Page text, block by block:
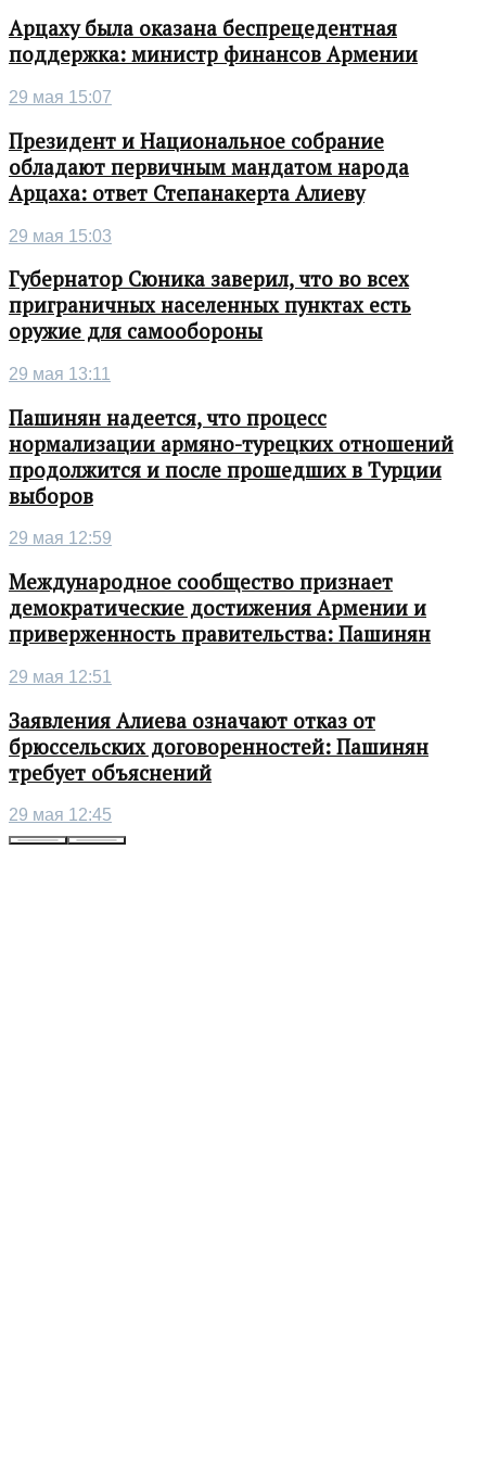
Арцаху была оказана беспрецедентная
поддержка: министр финансов Армении
29 мая 15:07
Президент и Национальное собрание
обладают первичным мандатом народа
Арцаха: ответ Степанакерта Алиеву
29 мая 15:03
Губернатор Сюника заверил, что во всех
приграничных населенных пунктах есть
оружие для самообороны
29 мая 13:11
Пашинян надеется, что процесс
нормализации армяно-турецких отношений
продолжится и после прошедших в Турции
выборов
29 мая 12:59
Международное сообщество признает
демократические достижения Армении и
приверженность правительства: Пашинян
29 мая 12:51
Заявления Алиева означают отказ от
брюссельских договоренностей: Пашинян
требует объяснений
29 мая 12:45